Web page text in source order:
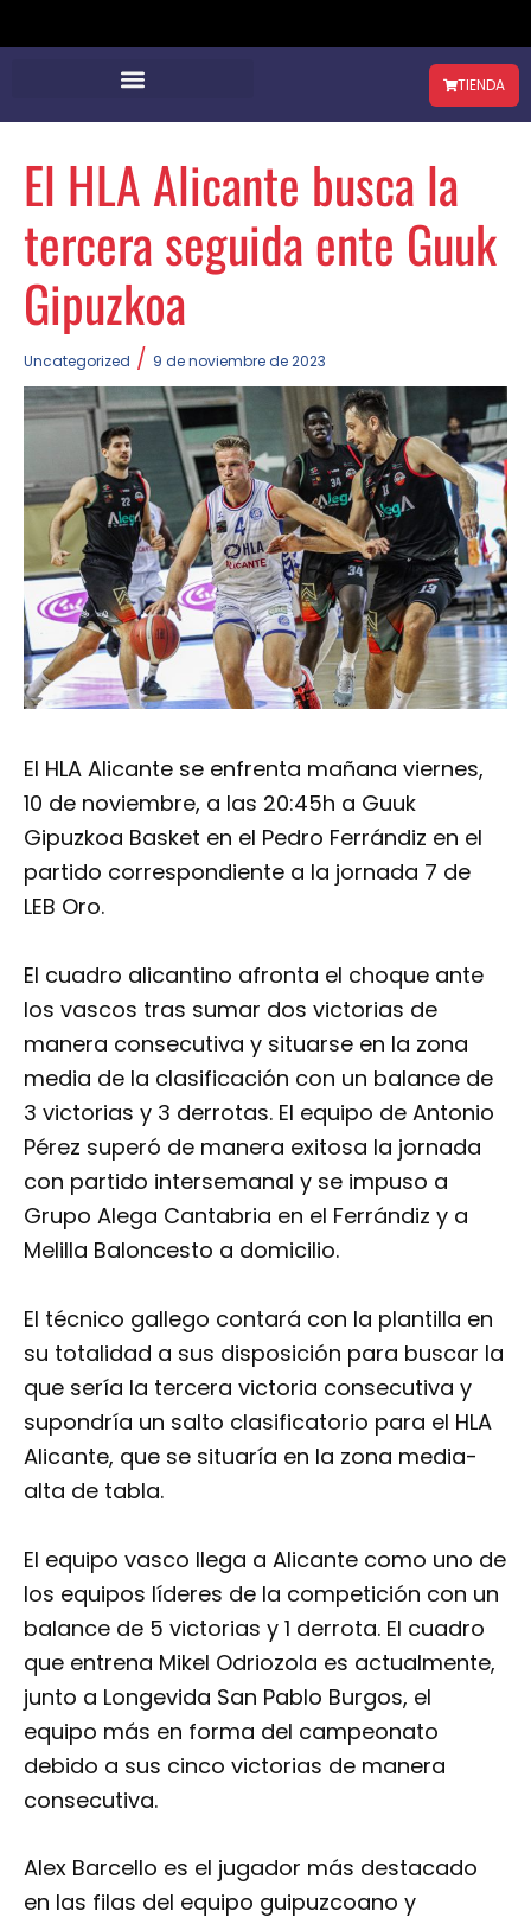
TIENDA
El HLA Alicante busca la
tercera seguida ente Guuk
Gipuzkoa
Uncategorized / 9 de noviembre de 2023
El HLA Alicante se enfrenta mañana viernes,
10 de noviembre, a las 20:45h a Guuk
Gipuzkoa Basket en el Pedro Ferrándiz en el
partido correspondiente a la jornada 7 de
LEB Oro.
El cuadro alicantino afronta el choque ante
los vascos tras sumar dos victorias de
manera consecutiva y situarse en la zona
media de la clasificación con un balance de
3 victorias y 3 derrotas. El equipo de Antonio
Pérez superó de manera exitosa la jornada
con partido intersemanal y se impuso a
Grupo Alega Cantabria en el Ferrándiz y a
Melilla Baloncesto a domicilio.
El técnico gallego contará con la plantilla en
su totalidad a sus disposición para buscar la
que sería la tercera victoria consecutiva y
supondría un salto clasificatorio para el HLA
Alicante, que se situaría en la zona media-
alta de tabla.
El equipo vasco llega a Alicante como uno de
los equipos líderes de la competición con un
balance de 5 victorias y 1 derrota. El cuadro
que entrena Mikel Odriozola es actualmente,
junto a Longevida San Pablo Burgos, el
equipo más en forma del campeonato
debido a sus cinco victorias de manera
consecutiva.
Alex Barcello es el jugador más destacado
en las filas del equipo guipuzcoano y